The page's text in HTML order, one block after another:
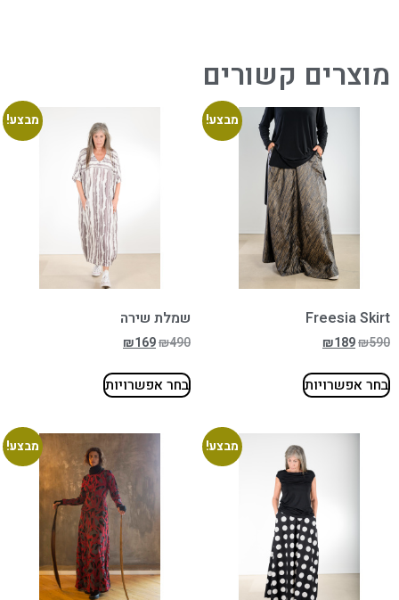
מוצרים קשורים
מבצע!
Freesia Skirt
₪590
₪189
בחר אפשרויות
מבצע!
שמלת שירה
₪490
₪169
בחר אפשרויות
מבצע! מבצע!